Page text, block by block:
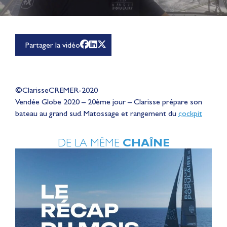
Partager la vidéo
©ClarisseCREMER-2020
Vendée Globe 2020 – 20ème jour – Clarisse prépare son
bateau au grand sud. Matossage et rangement du cockpit
DE LA MÊME CHAÎNE